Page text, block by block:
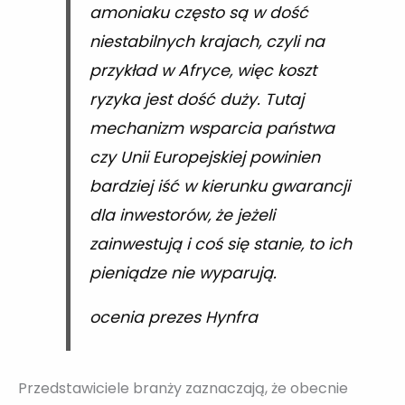
amoniaku często są w dość
niestabilnych krajach, czyli na
przykład w Afryce, więc koszt
ryzyka jest dość duży. Tutaj
mechanizm wsparcia państwa
czy Unii Europejskiej powinien
bardziej iść w kierunku gwarancji
dla inwestorów, że jeżeli
zainwestują i coś się stanie, to ich
pieniądze nie wyparują.
ocenia prezes Hynfra
Przedstawiciele branży zaznaczają, że obecnie